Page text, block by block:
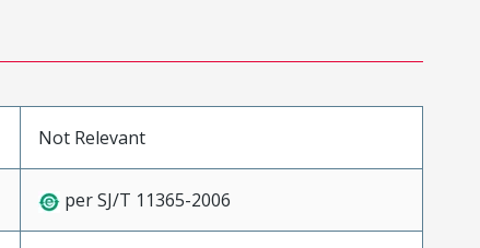
Not Relevant
per SJ/T 11365-2006